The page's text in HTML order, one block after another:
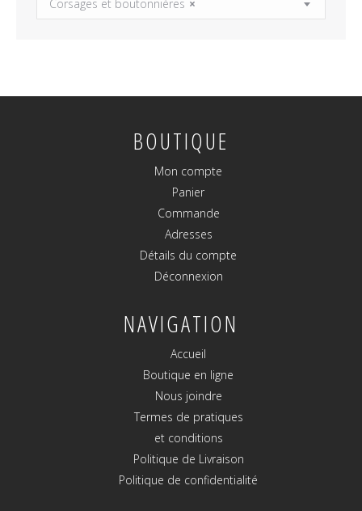
×
Corsages et boutonnières
BOUTIQUE
Mon compte
Panier
Commande
Adresses
Détails du compte
Déconnexion
NAVIGATION
Accueil
Boutique en ligne
Nous joindre
Termes de pratiques
et conditions
Politique de Livraison
Politique de confidentialité